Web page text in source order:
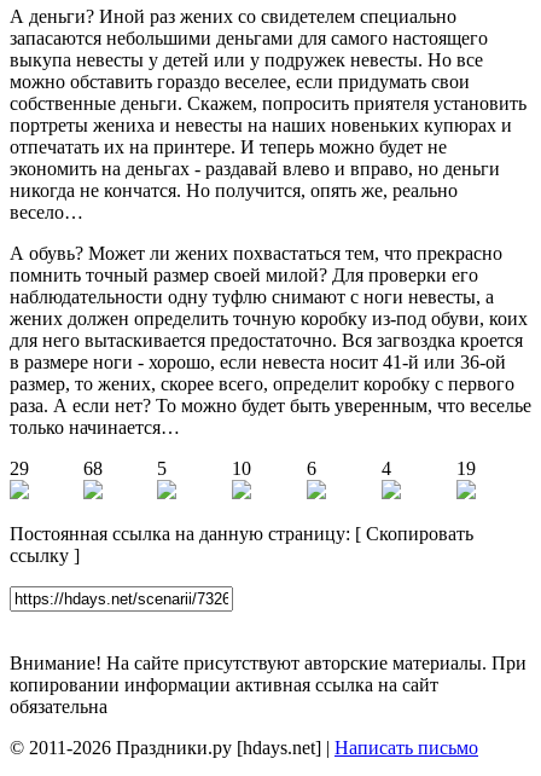
А деньги? Иной раз жених со свидетелем специально
запасаются небольшими деньгами для самого настоящего
выкупа невесты у детей или у подружек невесты. Но все
можно обставить гораздо веселее, если придумать свои
собственные деньги. Скажем, попросить приятеля установить
портреты жениха и невесты на наших новеньких купюрах и
отпечатать их на принтере. И теперь можно будет не
экономить на деньгах - раздавай влево и вправо, но деньги
никогда не кончатся. Но получится, опять же, реально
весело…
А обувь? Может ли жених похвастаться тем, что прекрасно
помнить точный размер своей милой? Для проверки его
наблюдательности одну туфлю снимают с ноги невесты, а
жених должен определить точную коробку из-под обуви, коих
для него вытаскивается предостаточно. Вся загвоздка кроется
в размере ноги - хорошо, если невеста носит 41-й или 36-ой
размер, то жених, скорее всего, определит коробку с первого
раза. А если нет? То можно будет быть уверенным, что веселье
только начинается…
29
68 5 10 6 4 19
Постоянная ссылка на данную страницу: [ Скопировать
ссылку ]
Внимание! На сайте присутствуют авторские материалы. При
копировании информации активная ссылка на сайт
обязательна
© 2011-2026 Праздники.ру [hdays.net] | Написать письмо